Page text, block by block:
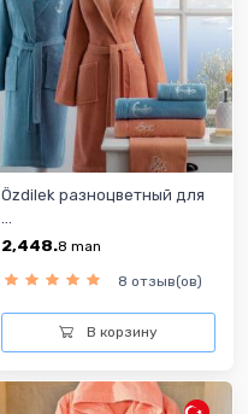
Özdilek разноцветный для
2,448.8 man
8 отзыв(ов)
В корзину